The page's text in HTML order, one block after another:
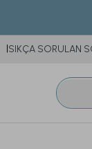
SIKÇA SORULAN